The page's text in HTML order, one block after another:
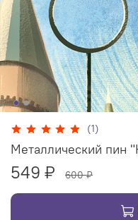
(1)
Металлический пин
549 ₽ 600 ₽